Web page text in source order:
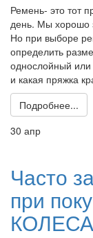
Ремень- это тот
день. Мы хорошо
Но при выборе
определить
однослойный
и какая пряжка
Подробнее...
30 апр
Часто
при
КОЛЕСА